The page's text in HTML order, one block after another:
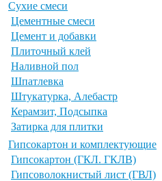
Сухие смеси
Цементные смеси
Цемент и добавки
Плиточный клей
Наливной пол
Шпатлевка
Штукатурка, Алебастр
Керамзит, Подсыпка
Затирка для плитки
Гипсокартон и комплектующие
Гипсокартон (ГКЛ. ГКЛВ)
Гипсоволокнистый лист (ГВЛ)